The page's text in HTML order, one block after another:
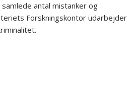
antal mistanker og
Forskningskontor udarbejder